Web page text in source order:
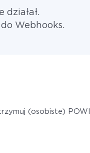
Webhooks.
(osobiste)